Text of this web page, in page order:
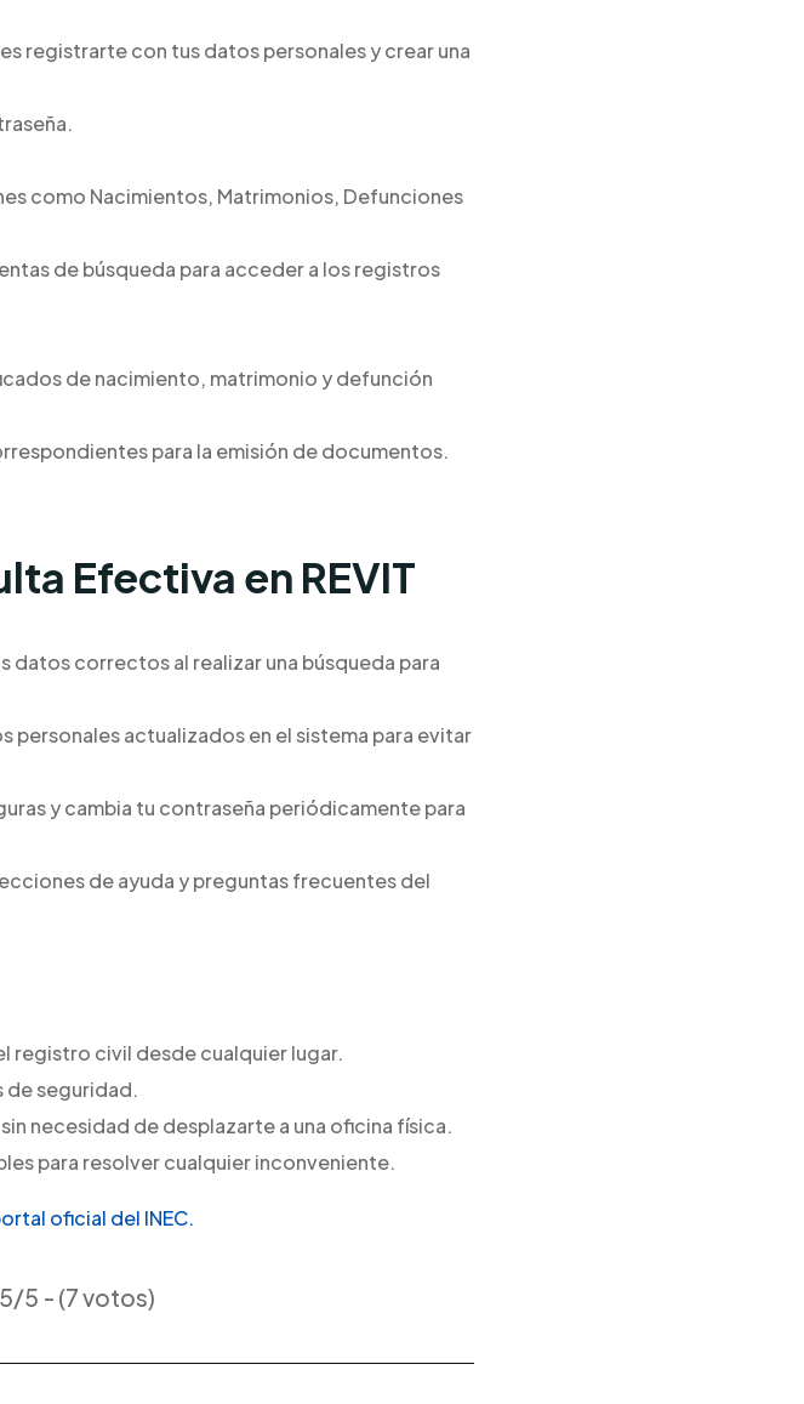
registrarte con tus datos personales y crear una
como Nacimientos, Matrimonios, Defunciones
de búsqueda para acceder a los registros
de nacimiento, matrimonio y defunción
para la emisión de documentos.
Efectiva en REVIT
datos correctos al realizar una búsqueda para
personales actualizados en el sistema para evitar
y cambia tu contraseña periódicamente para
de ayuda y preguntas frecuentes del
registro civil desde cualquier lugar.
de seguridad.
necesidad de desplazarte a una oficina física.
para resolver cualquier inconveniente.
oficial del INEC.
5/5 - (7 votos)